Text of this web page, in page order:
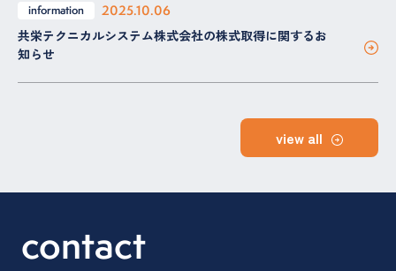
information 2025.10.06
共栄テクニカルシステム株式会社の株式取得に関するお
知らせ
view all
contact